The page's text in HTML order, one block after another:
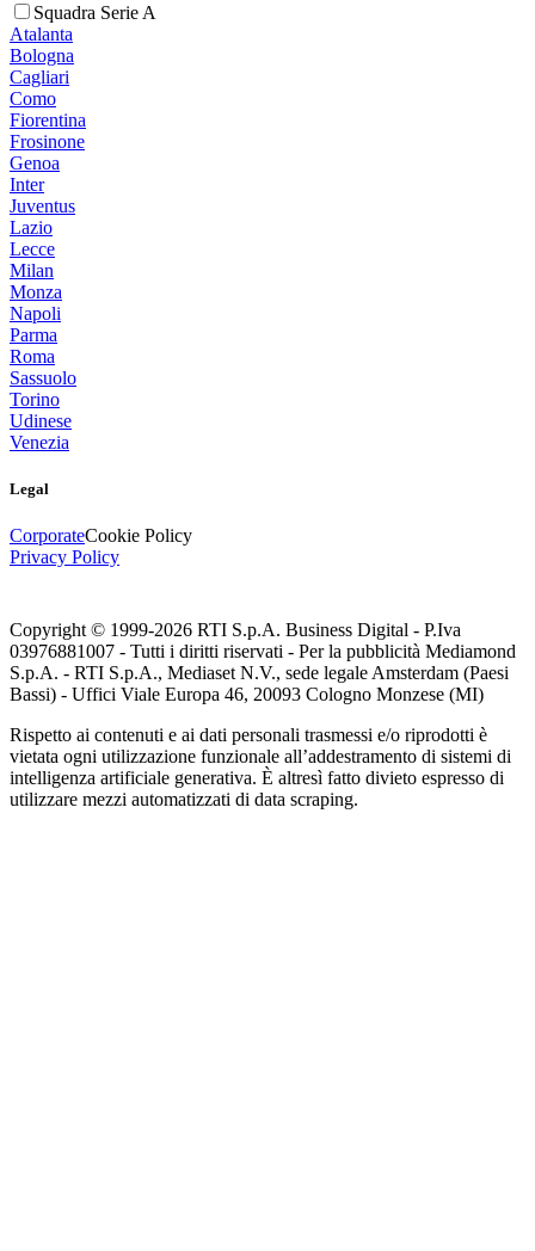
Squadra Serie A
Atalanta
Bologna
Cagliari
Como
Fiorentina
Frosinone
Genoa
Inter
Juventus
Lazio
Lecce
Milan
Monza
Napoli
Parma
Roma
Sassuolo
Torino
Udinese
Venezia
Legal
CorporateCookie Policy
Privacy Policy
Copyright © 1999-2026 RTI S.p.A. Business Digital - P.Iva
03976881007 - Tutti i diritti riservati - Per la pubblicità Mediamond
S.p.A. - RTI S.p.A., Mediaset N.V., sede legale Amsterdam (Paesi
Bassi) - Uffici Viale Europa 46, 20093 Cologno Monzese (MI)
Rispetto ai contenuti e ai dati personali trasmessi e/o riprodotti è
vietata ogni utilizzazione funzionale all’addestramento di sistemi di
intelligenza artificiale generativa. È altresì fatto divieto espresso di
utilizzare mezzi automatizzati di data scraping.